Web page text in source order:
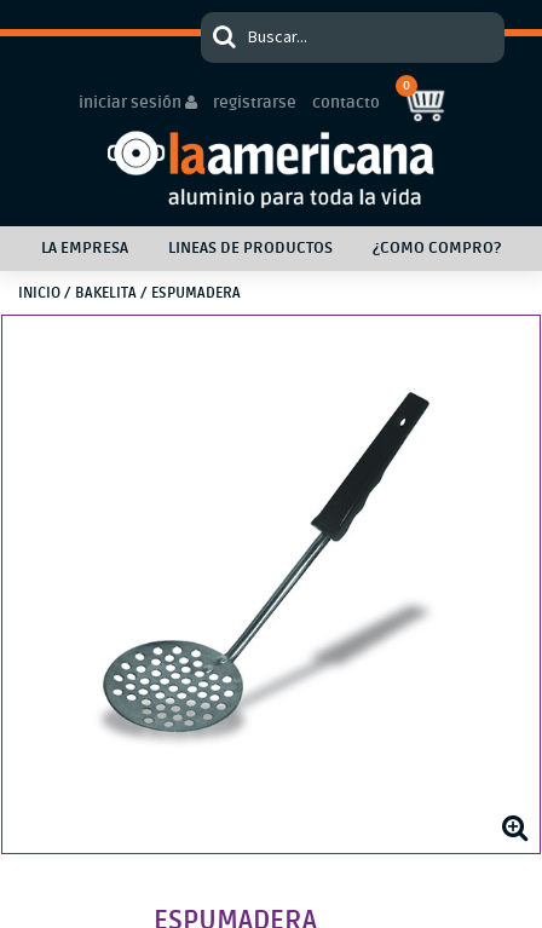
iniciar sesión registrarse contacto
0
LA EMPRESA LINEAS DE PRODUCTOS ¿COMO COMPRO?
INICIO / BAKELITA / ESPUMADERA
ESPUMADERA